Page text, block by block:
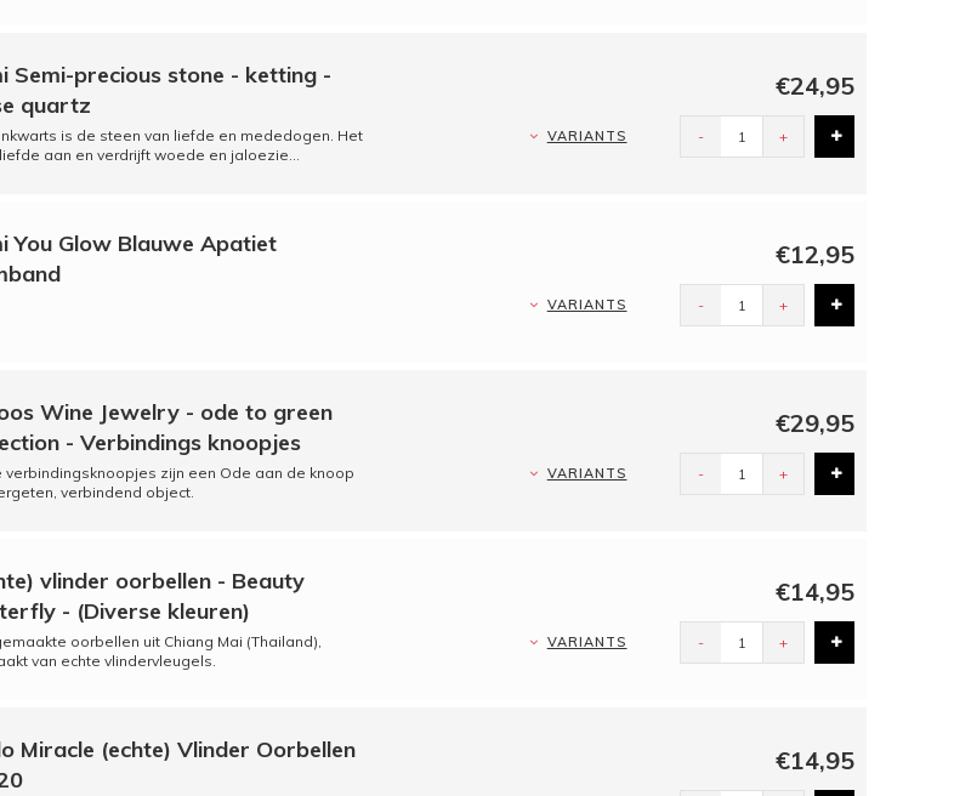
Semi-precious stone - ketting -
quartz
is de steen van liefde en mededogen. Het
aan en verdrijft woede en jaloezie...
€24,95
VARIANTS - +
You Glow Blauwe Apatiet
€12,95
VARIANTS - +
Wine Jewelry - ode to green
- Verbindings knoopjes
verbindingsknoopjes zijn een Ode aan de knoop
verbindend object.
€29,95
VARIANTS - +
vlinder oorbellen - Beauty
- (Diverse kleuren)
oorbellen uit Chiang Mai (Thailand),
van echte vlindervleugels.
€14,95
VARIANTS - +
Miracle (echte) Vlinder Oorbellen
€14,95